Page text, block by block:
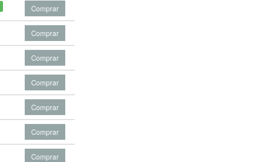
Comprar
Comprar
Comprar
Comprar
Comprar
Comprar
Comprar